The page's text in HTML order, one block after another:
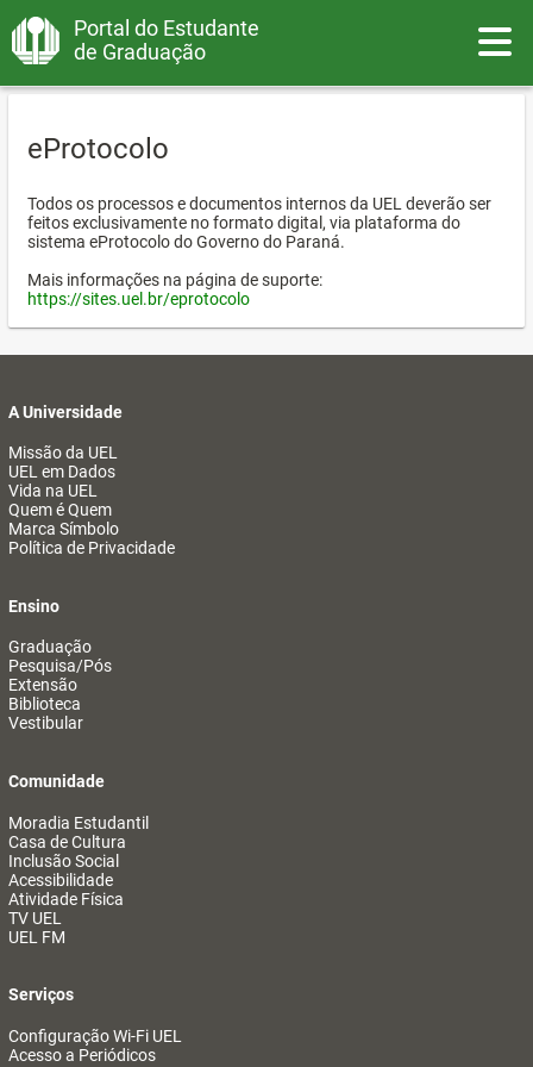
Portal do Estudante
de Graduação
eProtocolo
Todos os processos e documentos internos da UEL deverão ser
feitos exclusivamente no formato digital, via plataforma do
sistema eProtocolo do Governo do Paraná.
Mais informações na página de suporte:
https://sites.uel.br/eprotocolo
A Universidade
Missão da UEL
UEL em Dados
Vida na UEL
Quem é Quem
Marca Símbolo
Política de Privacidade
Ensino
Graduação
Pesquisa/Pós
Extensão
Biblioteca
Vestibular
Comunidade
Moradia Estudantil
Casa de Cultura
Inclusão Social
Acessibilidade
Atividade Física
TV UEL
UEL FM
Serviços
Configuração Wi-Fi UEL
Acesso a Periódicos